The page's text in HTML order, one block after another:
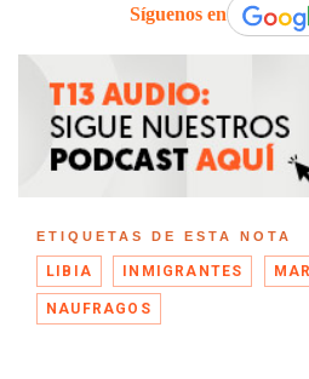
Síguenos en
ETIQUETAS DE ESTA NOTA
LIBIA INMIGRANTES
NAUFRAGOS